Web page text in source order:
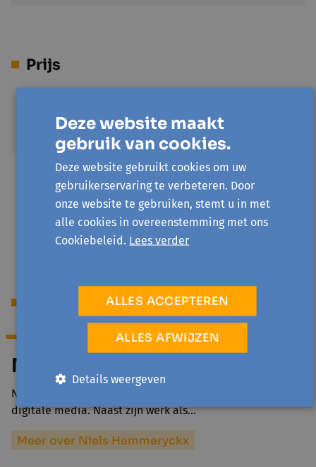
Prijs
Standaardprijs
Kom!Pas Halle
Gelieve Kom!Pas nummer in te vullen in het veld
Opmerkingen
Begeleiding
Niels Hemmeryckx
Niels Hemmeryckx is gepassioneerd door fotografie en
digitale media. Naast zijn werk als…
Meer over Niels Hemmeryckx
Deze website maakt
gebruik van cookies.
Deze website gebruikt cookies om uw
gebruikerservaring te verbeteren. Door
onze website te gebruiken, stemt u in met
alle cookies in overeenstemming met ons
Cookiebeleid. Lees verder
ALLES ACCEPTEREN
ALLES AFWIJZEN
Details weergeven